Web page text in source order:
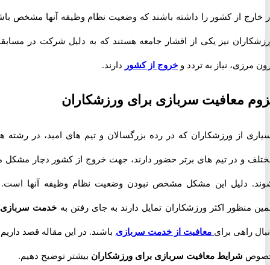
از کشور را داشته باشند که وضعیت نظام وظیفه آنها مشخص باشد.
نیز یکی از اقشار جامعه هستند که به دلیل شرکت در مسابقات
نیاز به تردد وخروج از کشوردارند.
معافیت سربازی برای ورزشکاران
از ورزشکاران که در رده بزرگسالان و تیم های امید، در رشته های
و در تیم های برتر حضور دارند، جهت خروج از کشور دچار مشکل می
دلیل این مشکل مشخص نبودن وضعیت نظام وظیفه آنها است. به
اکثر ورزشکاران تمایل دارند به جای رفتن بهخدمت سربازیبه
راهی برایمعافیت از خدمت سربازیباشند. در این مقاله قصد داریم در
شرایط معافیت سربازی برای ورزشکارانبیشتر توضیح دهیم.